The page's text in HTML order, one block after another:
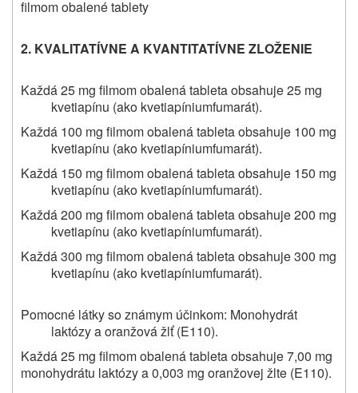
filmom obalené tablety
2. KVALITATÍVNE A KVANTITATÍVNE ZLOŽENIE
Každá 25 mg filmom obalená tableta obsahuje 25 mg
kvetiapínu (ako kvetiapíniumfumarát).
Každá 100 mg filmom obalená tableta obsahuje 100 mg
kvetiapínu (ako kvetiapíniumfumarát).
Každá 150 mg filmom obalená tableta obsahuje 150 mg
kvetiapínu (ako kvetiapíniumfumarát).
Každá 200 mg filmom obalená tableta obsahuje 200 mg
kvetiapínu (ako kvetiapíniumfumarát).
Každá 300 mg filmom obalená tableta obsahuje 300 mg
kvetiapínu (ako kvetiapíniumfumarát).
Pomocné látky so známym účinkom: Monohydrát
laktózy a oranžová žlť (E110).
Každá 25 mg filmom obalená tableta obsahuje 7,00 mg
monohydrátu laktózy a 0,003 mg oranžovej žlte (E110).